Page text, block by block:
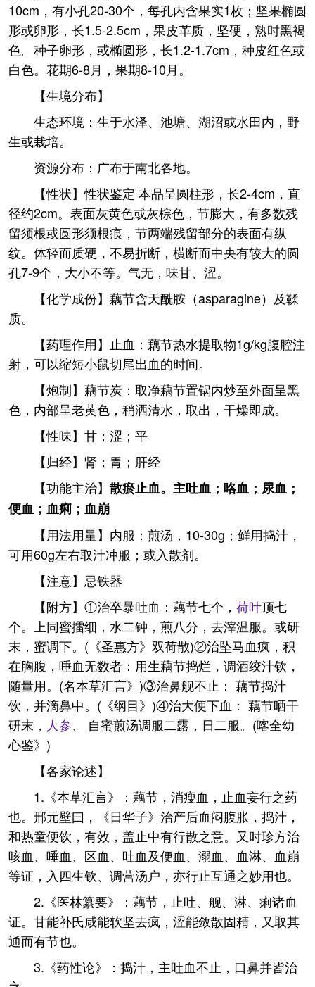
10cm，有小孔20-30个，每孔内含果实1枚；坚果椭圆
形或卵形，长1.5-2.5cm，果皮革质，坚硬，熟时黑褐
色。种子卵形，或椭圆形，长1.2-1.7cm，种皮红色或
白色。花期6-8月，果期8-10月。
【生境分布】
生态环境：生于水泽、池塘、湖沼或水田内，野
生或栽培。
资源分布：广布于南北各地。
【性状】性状鉴定 本品呈圆柱形，长2-4cm，直
径约2cm。表面灰黄色或灰棕色，节膨大，有多数残
留须根或圆形须根痕，节两端残留部分的表面有纵
纹。体轻而质硬，不易折断，横断而中央有较大的圆
孔7-9个，大小不等。气无，味甘、涩。
【化学成份】藕节含天酰胺（asparagine）及鞣
质。
【药理作用】止血：藕节热水提取物1g/kg腹腔注
射，可以缩短小鼠切尾出血的时间。
【炮制】藕节炭：取净藕节置锅内炒至外面呈黑
色，内部呈老黄色，稍洒清水，取出，干燥即成。
【性味】甘；涩；平
【归经】肾；胃；肝经
【功能主治】 散瘀止血。主吐血；咯血；尿血；
便血；血痢；血崩
【用法用量】内服：煎汤，10-30g；鲜用捣汁，
可用60g左右取汁冲服；或入散剂。
【注意】忌铁器
【附方】①治卒暴吐血：藕节七个， 荷叶顶七
个。上同蜜擂细，水二钟，煎八分，去滓温服。或研
末，蜜调下。(《圣惠方》双荷散)②治坠马血疯，积
在胸腹，唾血无数者：用生藕节捣烂，调酒绞汁钦，
随量用。(名本草汇言》)③治鼻舰不止： 藕节捣汁
饮，并滴鼻中。(《纲目》)④治大便下血： 藕节晒干
研末， 人参、 自蜜煎汤调服二露，日二服。(喀全幼
心鉴》)
【各家论述】
1.《本草汇言》：藕节，消瘦血，止血妄行之药
也。邢元壁曰，《日华子》治产后血闷腹胀，捣汁，
和热童便饮，有效，盖止中有行散之意。又时珍方治
咳血、唾血、区血、吐血及便血、溺血、血淋、血崩
等证，入四生钦、调营汤户，亦行止互通之妙用也。
2.《医林纂要》：藕节，止吐、舰、淋、痢诸血
证。甘能补氏咸能软坚去疯，涩能敛散固精，又取其
通而有节也。
3.《药性论》：捣汁，主吐血不止，口鼻并皆治